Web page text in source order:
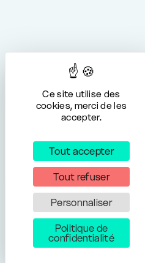
Ce site utilise des
cookies, merci de les
accepter.
Tout accepter
Tout refuser
Personnaliser
Politique de
confidentialité